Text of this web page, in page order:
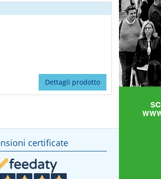
Dettagli prodotto
certificate